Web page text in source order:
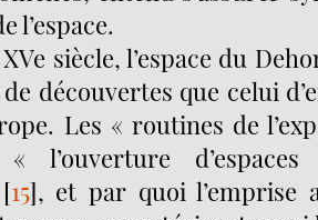
l’espace.
siècle, l’espace du
découvertes que celui
Les « routines de
l’ouverture d’espaces
[15], et par quoi l’emprise